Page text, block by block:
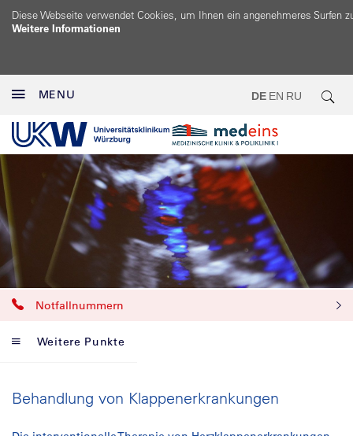
Diese Webseite verwendet Cookies, um Ihnen ein angenehmeres Surfen
Weitere Informationen
MENU DE EN RU
Notfallnummern
Weitere Punkte
Behandlung von Klappenerkrankungen